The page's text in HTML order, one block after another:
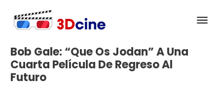
Bob Gale: “Que Os Jodan” A Una
Cuarta Película De Regreso Al
Futuro